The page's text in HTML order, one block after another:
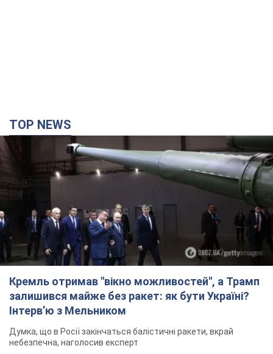
TOP NEWS
Кремль отримав "вікно можливостей", а Трамп
залишився майже без ракет: як бути Україні?
Інтерв’ю з Мельником
Думка, що в Росії закінчаться балістичні ракети, вкрай
небезпечна, наголосив експерт